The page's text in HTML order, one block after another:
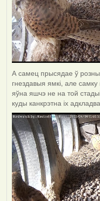
А самец прысядае ў
гнездавыя ямкі, але самку
яўна яшчэ не на той
куды канкрэтна іх